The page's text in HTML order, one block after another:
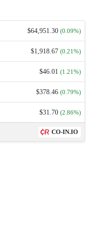
$64,951.30 (0.09%)
$1,918.67 (0.21%)
$46.01 (1.21%)
$378.46 (0.79%)
$31.70 (2.86%)
CO-IN.IO